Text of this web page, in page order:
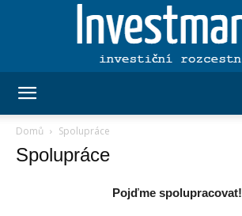
Domů Spolupráce
Spolupráce
Pojďme spolupracovat!